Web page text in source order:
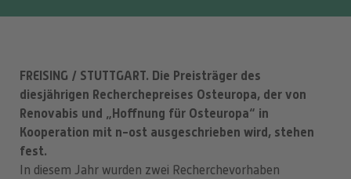
FREISING / STUTTGART. Die Preisträger des
diesjährigen Recherchepreises Osteuropa, der von
Renovabis und „Hoffnung für Osteuropa“ in
Kooperation mit n-ost ausgeschrieben wird, stehen
fest.
In diesem Jahr wurden zwei Recherchevorhaben